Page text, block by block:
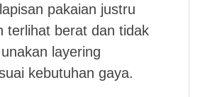
pakaian justru
terlihat berat dan tidak
layering
kebutuhan gaya.